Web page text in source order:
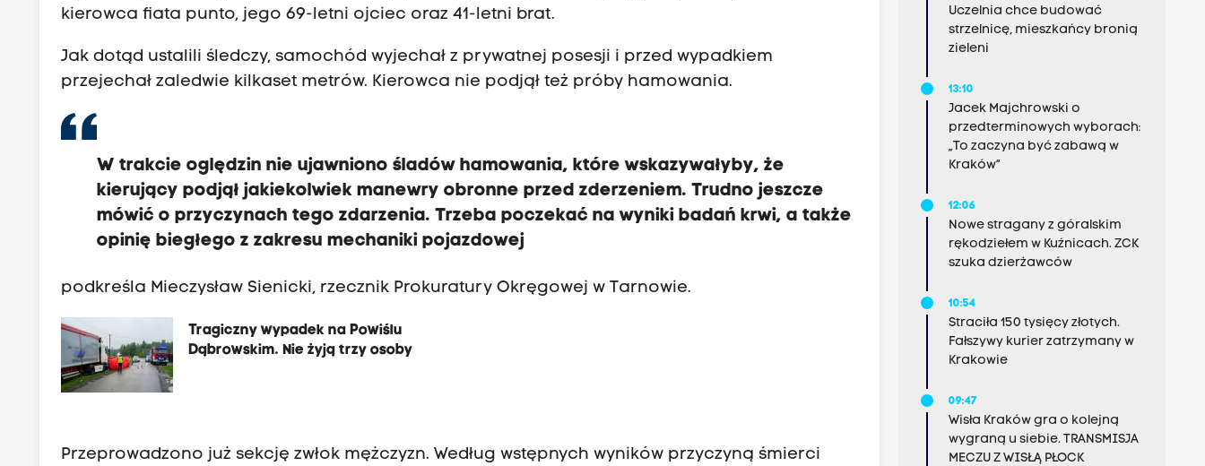
kierowca fiata punto, jego 69-letni ojciec oraz 41-letni brat.
Jak dotąd ustalili śledczy, samochód wyjechał z prywatnej posesji i przed wypadkiem
przejechał zaledwie kilkaset metrów. Kierowca nie podjął też próby hamowania.
W trakcie oględzin nie ujawniono śladów hamowania, które wskazywałyby, że
kierujący podjął jakiekolwiek manewry obronne przed zderzeniem. Trudno jeszcze
mówić o przyczynach tego zdarzenia. Trzeba poczekać na wyniki badań krwi, a także
opinię biegłego z zakresu mechaniki pojazdowej
podkreśla Mieczysław Sienicki, rzecznik Prokuratury Okręgowej w Tarnowie.
Tragiczny wypadek na Powiślu
Dąbrowskim. Nie żyją trzy osoby
Przeprowadzono już sekcję zwłok mężczyzn. Według wstępnych wyników przyczyną śmierci
Uczelnia chce budować
strzelnicę, mieszkańcy bronią
zieleni
13:10
Jacek Majchrowski o
przedterminowych wyborach:
„To zaczyna być zabawą w
Kraków”
12:06
Nowe stragany z góralskim
rękodziełem w Kuźnicach. ZCK
szuka dzierżawców
10:54
Straciła 150 tysięcy złotych.
Fałszywy kurier zatrzymany w
Krakowie
09:47
Wisła Kraków gra o kolejną
wygraną u siebie. TRANSMISJA
MECZU Z WISŁĄ PŁOCK